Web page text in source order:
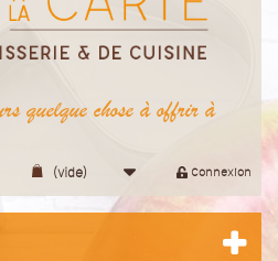
quelque chose à offrir à
Connexion
(vide)